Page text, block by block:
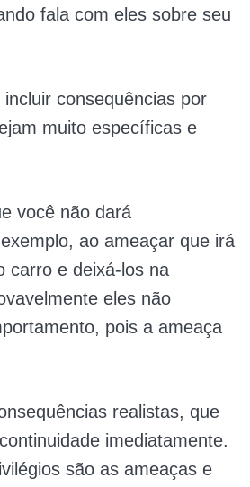
fala com eles sobre seu
consequências por
muito específicas e
você não dará
ao ameaçar que irá
carro e deixá-los na
eles não
pois a ameaça
realistas, que
imediatamente.
são as ameaças e